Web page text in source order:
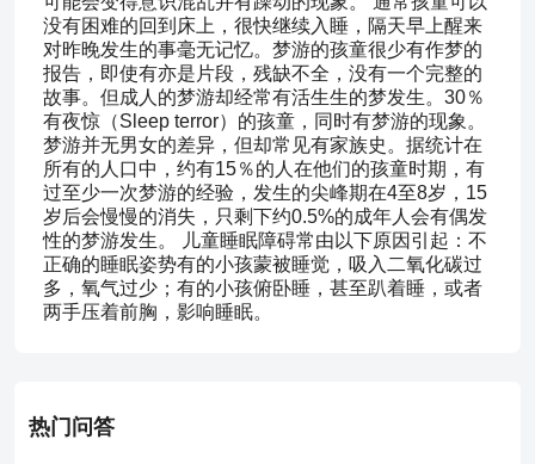
没有困难的回到床上，很快继续入睡，隔天早上醒来
对昨晚发生的事毫无记忆。梦游的孩童很少有作梦的
报告，即使有亦是片段，残缺不全，没有一个完整的
故事。但成人的梦游却经常有活生生的梦发生。30％
有夜惊（Sleep terror）的孩童，同时有梦游的现象。
梦游并无男女的差异，但却常见有家族史。据统计在
所有的人口中，约有15％的人在他们的孩童时期，有
过至少一次梦游的经验，发生的尖峰期在4至8岁，15
岁后会慢慢的消失，只剩下约0.5%的成年人会有偶发
性的梦游发生。 儿童睡眠障碍常由以下原因引起：不
正确的睡眠姿势有的小孩蒙被睡觉，吸入二氧化碳过
多，氧气过少；有的小孩俯卧睡，甚至趴着睡，或者
两手压着前胸，影响睡眠。
热门问答